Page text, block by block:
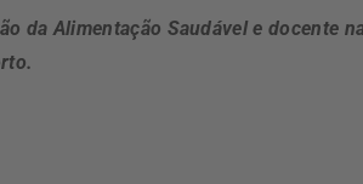
da Alimentação Saudável e docente